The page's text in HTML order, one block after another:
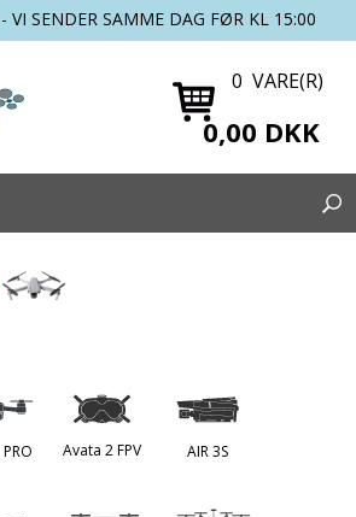
VI SENDER SAMME DAG FØR KL 15:00
0 VARE(R)
0,00 DKK
Avata 2 FPV AIR 3S